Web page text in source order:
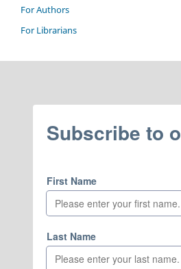
For Authors
For Librarians